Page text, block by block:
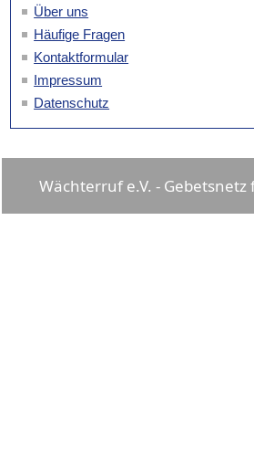
Über uns
Häufige Fragen
Kontaktformular
Impressum
Datenschutz
Wächterruf e.V. -